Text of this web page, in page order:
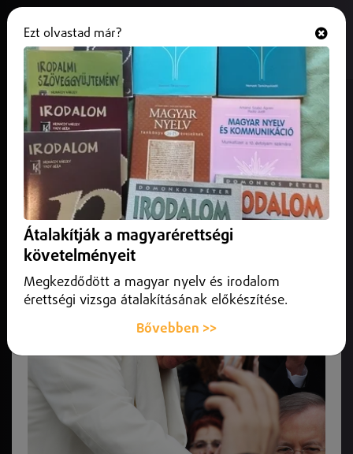
Elhunyt Ferenc pápa
2025. április 21. Külföld
A Vatikán hétfőn bejelentette, hogy 88 éves korában
elhunyt Ferenc pápa, a római katolikus egyház első latin-
amerikai vezetője.
Ezt olvastad már?
Átalakítják a magyarérettségi
követelményeit
Megkezdődött a magyar nyelv és irodalom
érettségi vizsga átalakításának előkészítése.
Bővebben >>